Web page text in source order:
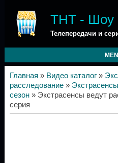
ТНТ - Шоу
Телепередачи и
Главная » Видео каталог»
расследование»
сезон» Экстрасенсы ведут
серия